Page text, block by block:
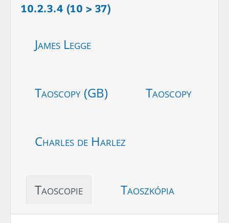
10.2.3.4 (10 > 37)
James Legge
Taoscopy (GB) Taoscopy
Charles de Harlez
Taoscopie Taoszkópia